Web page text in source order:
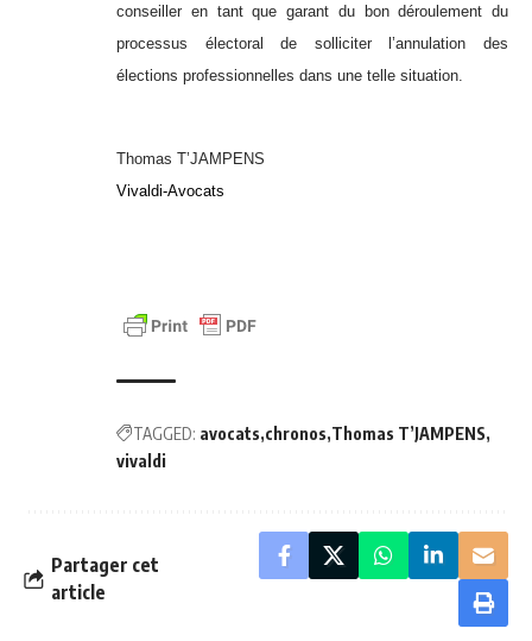
conseiller en tant que garant du bon déroulement du
processus électoral de solliciter l’annulation des
élections professionnelles dans une telle situation.
Thomas T’JAMPENS
Vivaldi-Avocats
TAGGED: avocats chronos Thomas T’JAMPENS
vivaldi
Partager cet
article